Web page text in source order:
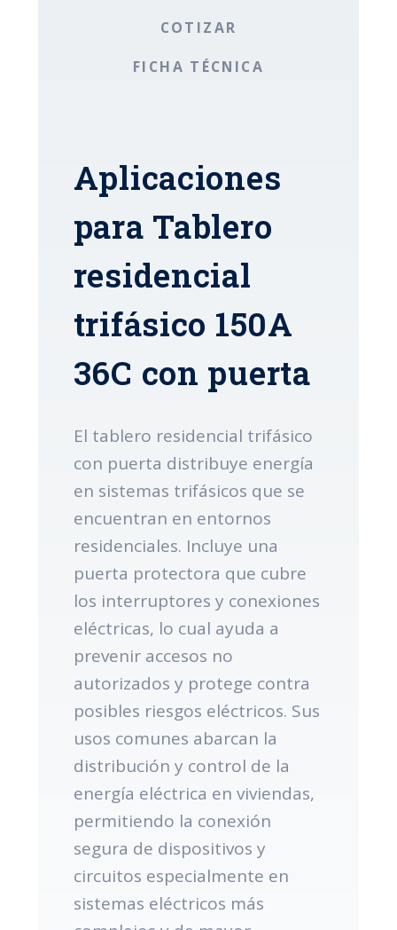
COTIZAR
FICHA TÉCNICA
Aplicaciones
para Tablero
residencial
trifásico 150A
36C con puerta
El tablero residencial trifásico
con puerta distribuye energía
en sistemas trifásicos que se
encuentran en entornos
residenciales. Incluye una
puerta protectora que cubre
los interruptores y conexiones
eléctricas, lo cual ayuda a
prevenir accesos no
autorizados y protege contra
posibles riesgos eléctricos. Sus
usos comunes abarcan la
distribución y control de la
energía eléctrica en viviendas,
permitiendo la conexión
segura de dispositivos y
circuitos especialmente en
sistemas eléctricos más